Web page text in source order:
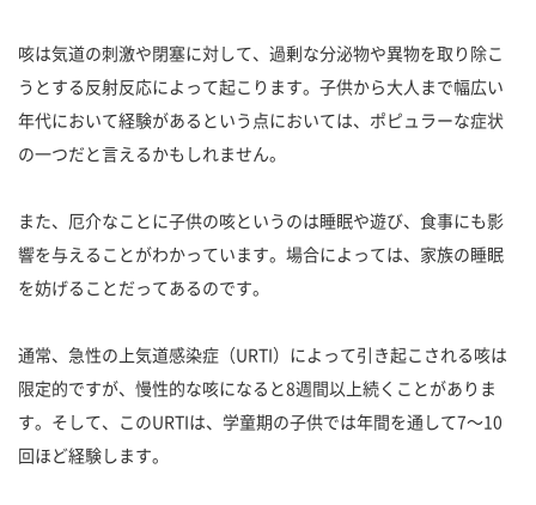
咳は気道の刺激や閉塞に対して、過剰な分泌物や異物を取り除こ
うとする反射反応によって起こります。子供から大人まで幅広い
年代において経験があるという点においては、ポピュラーな症状
の一つだと言えるかもしれません。
また、厄介なことに子供の咳というのは睡眠や遊び、食事にも影
響を与えることがわかっています。場合によっては、家族の睡眠
を妨げることだってあるのです。
通常、急性の上気道感染症（URTI）によって引き起こされる咳は
限定的ですが、慢性的な咳になると8週間以上続くことがありま
す。そして、このURTIは、学童期の子供では年間を通して7〜10
回ほど経験します。